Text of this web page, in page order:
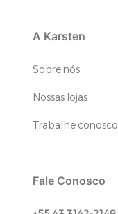
A Karsten
Sobre nós
Nossas lojas
Trabalhe conosco
Fale Conosco